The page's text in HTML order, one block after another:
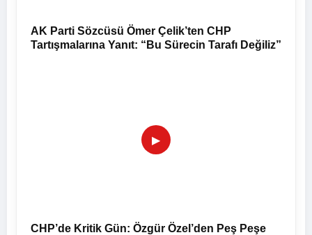
AK Parti Sözcüsü Ömer Çelik’ten CHP
Tartışmalarına Yanıt: “Bu Sürecin Tarafı Değiliz”
▶
CHP’de Kritik Gün: Özgür Özel’den Peş Peşe